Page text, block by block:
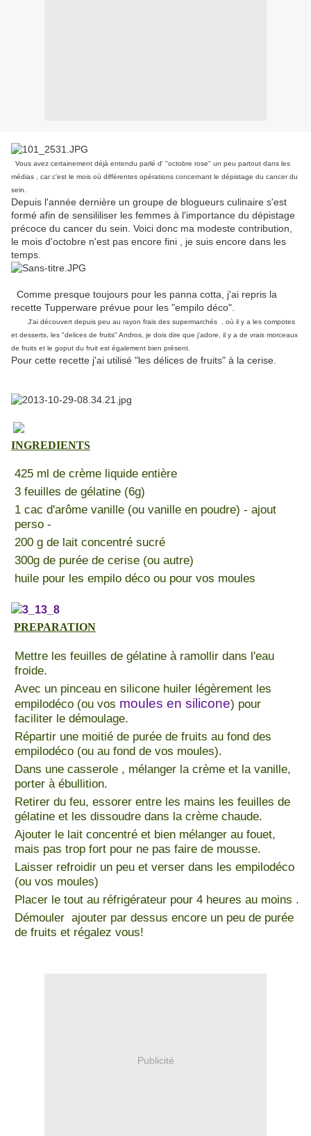
Vous avez certainement déjà entendu parlé d' "octobre rose" un peu partout dans les
médias , car c'est le mois où différentes opérations concernant le dépistage du cancer du
sein.
Depuis l'année dernière un groupe de blogueurs culinaire s'est
formé afin de sensililiser les femmes à l'importance du dépistage
précoce du cancer du sein. Voici donc ma modeste contribution,
le mois d'octobre n'est pas encore fini , je suis encore dans les
temps.
Comme presque toujours pour les panna cotta, j'ai repris la
recette Tupperware prévue pour les "empilo déco".
J'ai découvert depuis peu au rayon frais des supermarchés , où il y a les compotes
et desserts, les "delices de fruits" Andros, je dois dire que j'adore, il y a de vrais morceaux
de fruits et le goput du fruit est également bien présent.
Pour cette recette j'ai utilisé "les délices de fruits" à la cerise.
INGREDIENTS
425 ml de crème liquide entière
3 feuilles de gélatine (6g)
1 cac d'arôme vanille (ou vanille en poudre) - ajout
perso -
200 g de lait concentré sucré
300g de purée de cerise (ou autre)
huile pour les empilo déco ou pour vos moules
PREPARATION
Mettre les feuilles de gélatine à ramollir dans l'eau
froide.
Avec un pinceau en silicone huiler légèrement les
empilodéco (ou vos moules en silicone) pour
faciliter le démoulage.
Répartir une moitié de purée de fruits au fond des
empilodéco (ou au fond de vos moules).
Dans une casserole , mélanger la crème et la vanille,
porter à ébullition.
Retirer du feu, essorer entre les mains les feuilles de
gélatine et les dissoudre dans la crème chaude.
Ajouter le lait concentré et bien mélanger au fouet,
mais pas trop fort pour ne pas faire de mousse.
Laisser refroidir un peu et verser dans les empilodéco
(ou vos moules)
Placer le tout au réfrigérateur pour 4 heures au moins .
Démouler ajouter par dessus encore un peu de purée
de fruits et régalez vous!
Publicité